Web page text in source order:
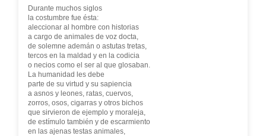
Durante muchos siglos
la costumbre fue ésta:
aleccionar al hombre con historias
a cargo de animales de voz docta,
de solemne ademán o astutas tretas,
tercos en la maldad y en la codicia
o necios como el ser al que glosaban.
La humanidad les debe
parte de su virtud y su sapiencia
a asnos y leones, ratas, cuervos,
zorros, osos, cigarras y otros bichos
que sirvieron de ejemplo y moraleja,
de estímulo también y de escarmiento
en las ajenas testas animales,